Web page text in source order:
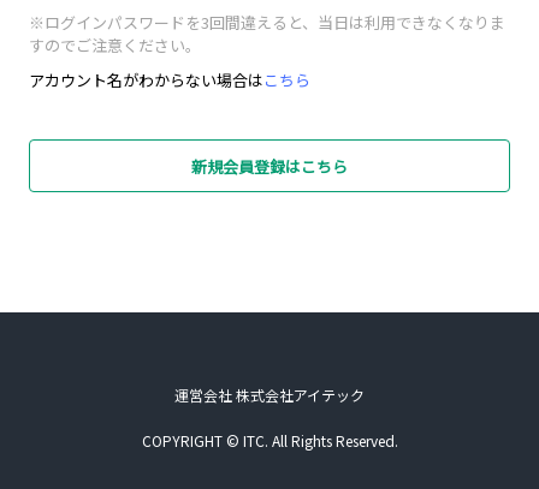
※ログインパスワードを3回間違えると、当日は利用できなくなりま
すのでご注意ください。
アカウント名がわからない場合はこちら
新規会員登録はこちら
運営会社 株式会社アイテック
COPYRIGHT © ITC. All Rights Reserved.